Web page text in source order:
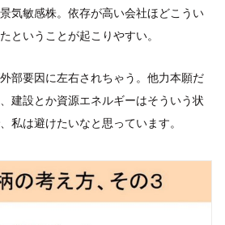
気敏感株。依存が高い会社ほどこうい
ということが起こりやすい。
部要因に左右されちゃう。他力本願だ
建設とか資源エネルギーはそういう状
私は避けたいなと思っています。